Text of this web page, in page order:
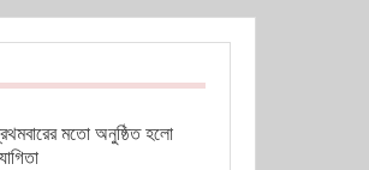
মতো অনুষ্ঠিত হলো